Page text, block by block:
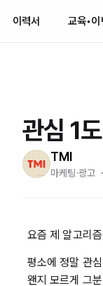
이력서 교육•이
관심 1
TMI
마케팅·광고
요즘 제 알고리
평소에 정말 관
왠지 모르게 그